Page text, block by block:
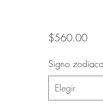
$560.00
Signo
Elegir